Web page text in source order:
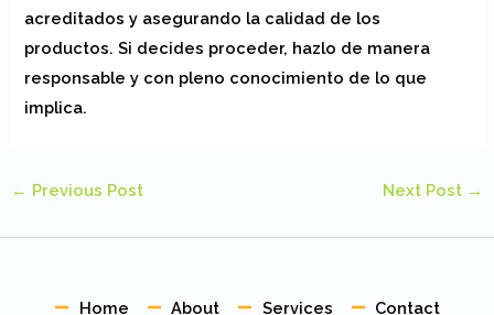
acreditados y asegurando la calidad de los
productos. Si decides proceder, hazlo de manera
responsable y con pleno conocimiento de lo que
implica.
← Previous Post Next Post →
Home About Services Contact